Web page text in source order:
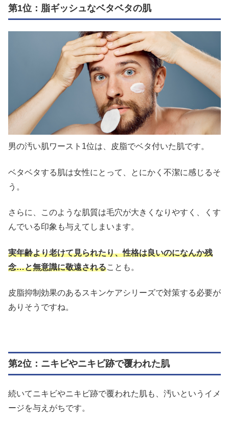
第1位：脂ギッシュなベタベタの肌
男の汚い肌ワースト1位は、皮脂でベタ付いた肌です。
ベタベタする肌は女性にとって、とにかく不潔に感じるそ
う。
さらに、このような肌質は毛穴が大きくなりやすく、くす
んでいる印象も与えてしまいます。
実年齢より老けて見られたり、性格は良いのになんか残
念…と無意識に敬遠されることも。
皮脂抑制効果のあるスキンケアシリーズで対策する必要が
ありそうですね。
第2位：ニキビやニキビ跡で覆われた肌
続いてニキビやニキビ跡で覆われた肌も、汚いというイメ
ージを与えがちです。